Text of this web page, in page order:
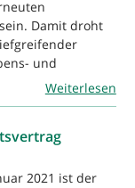
Damit droht
und
Weiterlesen
2021 ist der